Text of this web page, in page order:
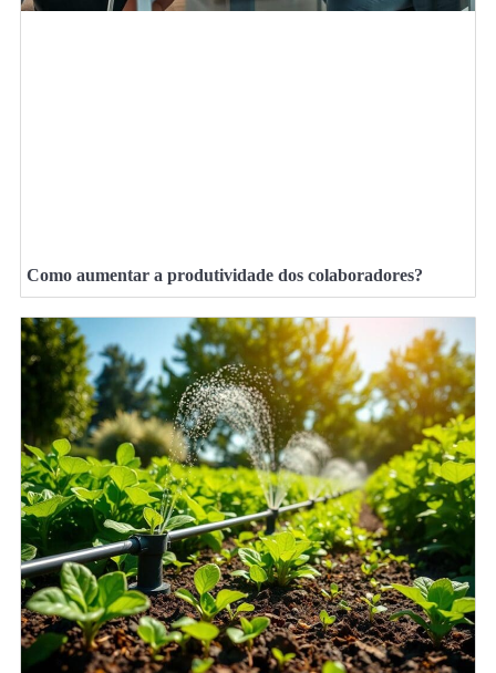
Como aumentar a produtividade dos colaboradores?